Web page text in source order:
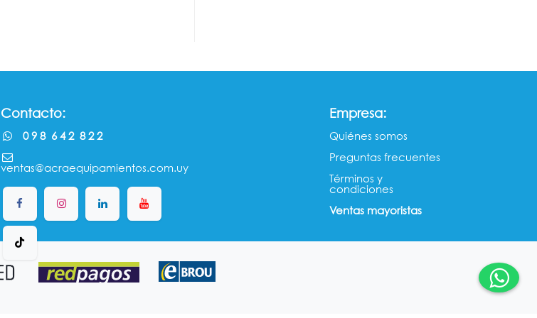
Empresa:
Quiénes somos​​
Preguntas frecuentes
Términos y
condiciones
Ventas mayorista​s
Contacto:
0 9 8 6 4 2 8 2 2
ventas@acraequipamientos.com.uy